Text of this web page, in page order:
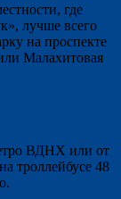
где
лучше всего
на проспекте
Малахитовая
ВДНХ или от
троллейбусе 48